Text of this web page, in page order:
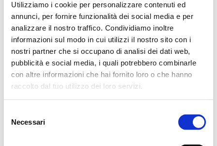
Utilizziamo i cookie per personalizzare contenuti ed
annunci, per fornire funzionalità dei social media e per
analizzare il nostro traffico. Condividiamo inoltre
informazioni sul modo in cui utilizzi il nostro sito con i
nostri partner che si occupano di analisi dei dati web,
pubblicità e social media, i quali potrebbero combinarle
con altre informazioni che hai fornito loro o che hanno
raccolto dal tuo utilizzo dei loro servizi.
Necessari
semplici da leggere, non usare font troppo
particolari e caratteri troppo piccoli
fruibilità: devono adattarsi a tutti i device o
essere pensati fin da subito con una struttura
specifica in base alle abitudini del nostro
pubblico. Circa il 50% delle email vengono
lette da dispositivi mobile
annoia in fretta e la concorrenza è sempre più